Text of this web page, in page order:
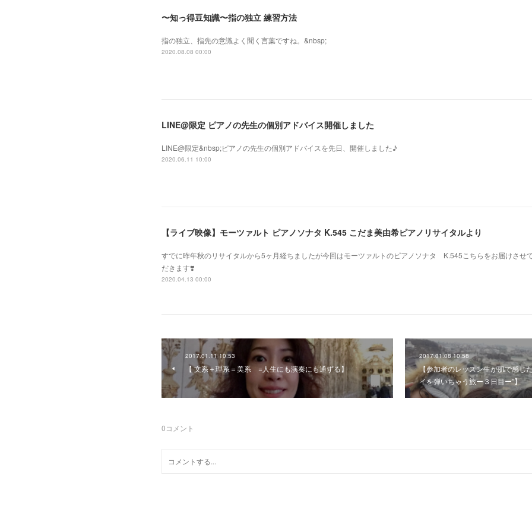
〜知っ得豆知識〜指の独立 練習方法
指の独立、指先の意識よく聞く言葉ですね。&nbsp;
2020.08.08 00:00
LINE@限定 ピアノの先生の個別アドバイス開催しました
LINE@限定&nbsp;ピアノの先生の個別アドバイスを先日、開催しました♪
2020.06.11 10:00
【ライブ映像】モーツァルト ピアノソナタ K.545 こだま美由希ピアノリサイタルより
すでに昨年秋のリサイタルから5ヶ月経ちましたが今回はモーツァルトのピアノソナタ K.545こちらをお届けさせ
だきます❣️
2020.04.13 00:00
2017.01.11 10:53
【 文系＋理系＝美系 =人生にも演奏にも通ずる】
2017.01.08 10:58
【参加者のレッスン生が肌で感じ
イを弾いちゃう旅ー３日目ー”】
0コメント